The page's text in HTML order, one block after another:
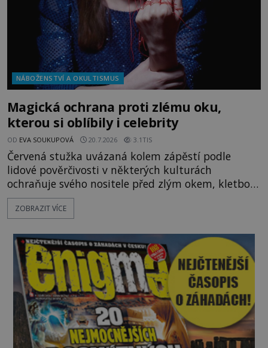
NÁBOŽENSTVÍ A OKULTISMUS
Magická ochrana proti zlému oku,
kterou si oblíbily i celebrity
OD EVA SOUKUPOVÁ 20.7.2026 3.1TIS
Červená stužka uvázaná kolem zápěstí podle
lidové pověrčivosti v některých kulturách
ochraňuje svého nositele před zlým okem, kletbou,
která může přivodit neštěstí či nemoc. S tímto
nenápadným symbolem magické ochrany lze
nebo Leonarda DiCapria. Na Blízkém východě a v
židovských komunitách po celém světě, je
ZOBRAZIT VÍCE